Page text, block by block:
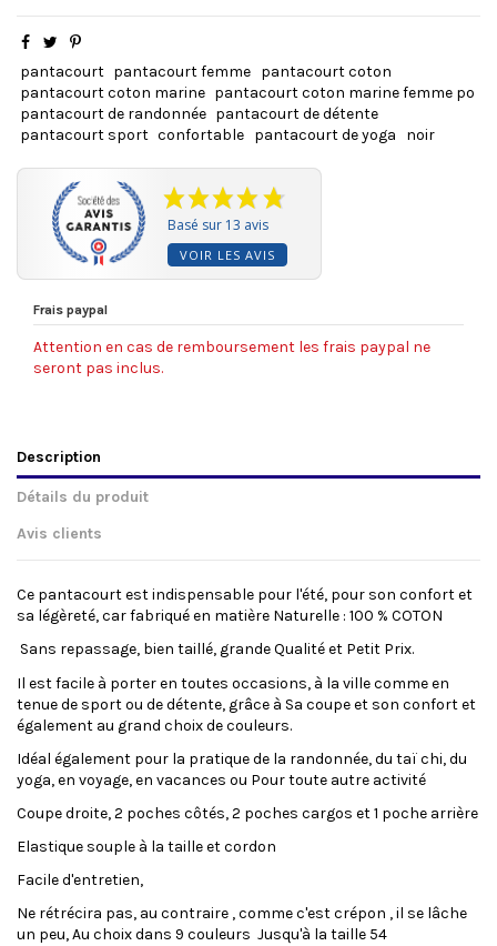
pantacourt pantacourt femme pantacourt coton
pantacourt coton marine pantacourt coton marine femme po
pantacourt de randonnée pantacourt de détente
pantacourt sport confortable pantacourt de yoga noir
Basé sur 13 avis
VOIR LES AVIS
Frais paypal
Attention en cas de remboursement les frais paypal ne
seront pas inclus.
Description
Détails du produit
Avis clients
Ce pantacourt est indispensable pour l'été, pour son confort et
sa légèreté, car fabriqué en matière Naturelle : 100 % COTON
Sans repassage, bien taillé, grande Qualité et Petit Prix.
Il est facile à porter en toutes occasions, à la ville comme en
tenue de sport ou de détente, grâce à Sa coupe et son confort et
également au grand choix de couleurs.
Idéal également pour la pratique de la randonnée, du taï chi, du
yoga, en voyage, en vacances ou Pour toute autre activité
Coupe droite, 2 poches côtés, 2 poches cargos et 1 poche arrière
Elastique souple à la taille et cordon
Facile d'entretien,
Ne rétrécira pas, au contraire , comme c'est crépon , il se lâche
un peu, Au choix dans 9 couleurs Jusqu'à la taille 54